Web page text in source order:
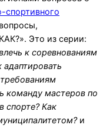
спортивного
Это из серии:
к соревнованиям
команду мастеров по
спорте? Как
и